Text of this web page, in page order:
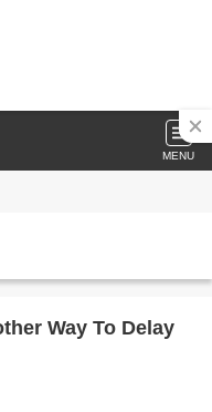
MENU
Way To Delay